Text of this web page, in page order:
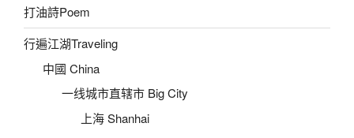
打油詩Poem
行遍江湖Traveling
中國 China
一线城市直辖市 Big City
上海 Shanhai